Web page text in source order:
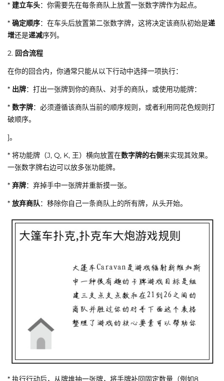
* 建立车头：你需要先在每条商队上放置一张数字牌作为起点。
* 确定顺序：在车头后放置第二张数字牌，这将决定该商队初始是递
增还是递减序列。
2. 回合流程
在你的回合内，你通常只能从以下行动中选择一项执行：
* 出牌：打出一张牌到你的商队、对手的商队，或使用功能牌：
* 数字牌：必须遵循该商队当前的顺序规则，或者利用同花色规则打
破顺序。
]。
* 将功能牌（J, Q, K, 王）横向放置在数字牌的右侧来实现其效果。
一张数字牌右边可以放多张功能牌。
* 弃牌：弃掉手中一张牌并重新摸一张。
* 放弃商队：移除你自己一条商队上的所有牌，从头开始。
* 执行行动后，从牌堆抽一张牌，将手牌补回固定数量（例如8